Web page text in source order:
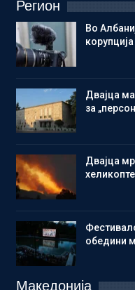
Регион
Во
Двајца
за
Двајца
обедини
Македонија